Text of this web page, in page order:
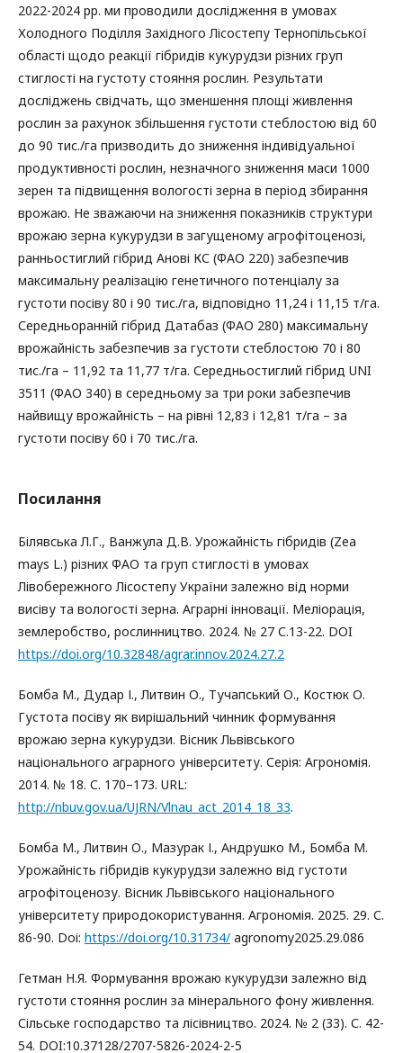
2022-2024 рр. ми проводили дослідження в умовах
Холодного Поділля Західного Лісостепу Тернопільської
області щодо реакції гібридів кукурудзи різних груп
стиглості на густоту стояння рослин. Результати
досліджень свідчать, що зменшення площі живлення
рослин за рахунок збільшення густоти стеблостою від 60
до 90 тис./га призводить до зниження індивідуальної
продуктивності рослин, незначного зниження маси 1000
зерен та підвищення вологості зерна в період збирання
врожаю. Не зважаючи на зниження показників структури
врожаю зерна кукурудзи в загущеному агрофітоценозі,
ранньостиглий гібрид Анові КС (ФАО 220) забезпечив
максимальну реалізацію генетичного потенціалу за
густоти посіву 80 і 90 тис./га, відповідно 11,24 і 11,15 т/га.
Середньоранній гібрид Датабаз (ФАО 280) максимальну
врожайність забезпечив за густоти стеблостою 70 і 80
тис./га – 11,92 та 11,77 т/га. Середньостиглий гібрид UNI
3511 (ФАО 340) в середньому за три роки забезпечив
найвищу врожайність – на рівні 12,83 і 12,81 т/га – за
густоти посіву 60 і 70 тис./га.
Посилання
Білявська Л.Г., Ванжула Д.В. Урожайність гібридів (Zea
mays L.) різних ФАО та груп стиглості в умовах
Лівобережного Лісостепу України залежно від норми
висіву та вологості зерна. Аграрні інновації. Меліорація,
землеробство, рослинництво. 2024. № 27 С.13-22. DOI
https://doi.org/10.32848/agrar.innov.2024.27.2
Бомба М., Дудар І., Литвин О., Тучапський О., Костюк О.
Густота посіву як вирішальний чинник формування
врожаю зерна кукурудзи. Вісник Львівського
національного аграрного університету. Серія: Агрономія.
2014. № 18. С. 170–173. URL:
http://nbuv.gov.ua/UJRN/Vlnau_act_2014_18_33.
Бомба М., Литвин О., Мазурак І., Андрушко М., Бомба М.
Урожайність гібридів кукурудзи залежно від густоти
агрофітоценозу. Вісник Львівського національного
університету природокористування. Агрономія. 2025. 29. С.
86-90. Doі: https://doi.org/10.31734/ agronomy2025.29.086
Гетман Н.Я. Формування врожаю кукурудзи залежно від
густоти стояння рослин за мінерального фону живлення.
Сільське господарство та лісівництво. 2024. № 2 (33). С. 42-
54. DOI:10.37128/2707-5826-2024-2-5